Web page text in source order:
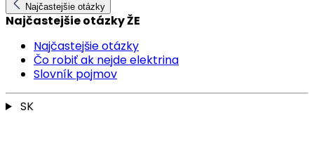
Najčastejšie otázky
Najčastejšie otázky ŽE
Najčastejšie otázky
Čo robiť ak nejde elektrina
Slovník pojmov
SK